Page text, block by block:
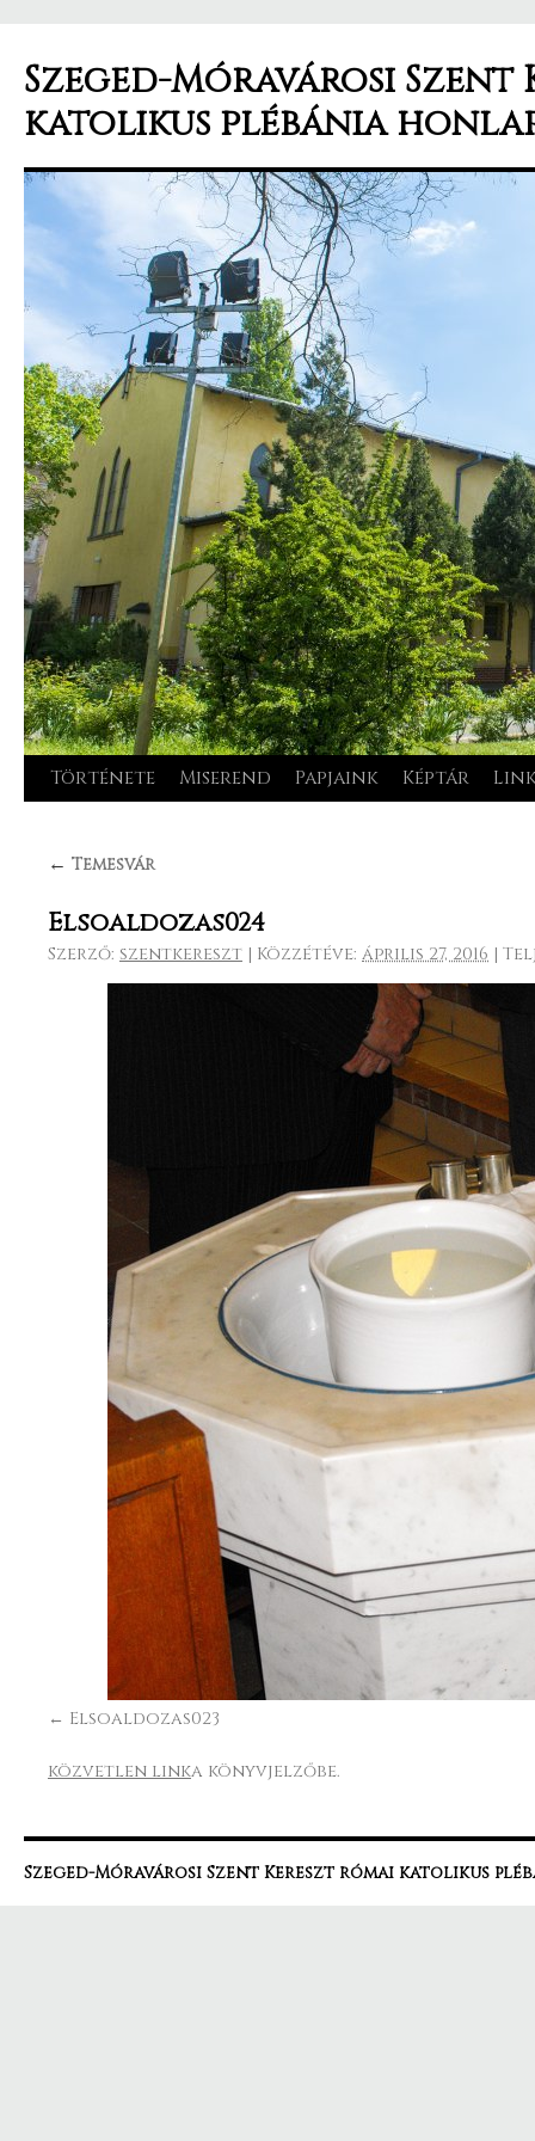
Szeged-Móravárosi Szent
katolikus plébánia
Kilépés
tartalomba
Története Miserend Papjaink Képtár
← Temesvár
Elsoaldozas024
Szerző: szentkereszt | Közzétéve: április 27, 2016 |
Elsoaldozas023
közvetlen linka könyvjelzőbe.
Szeged-Móravárosi Szent Kereszt római katolikus